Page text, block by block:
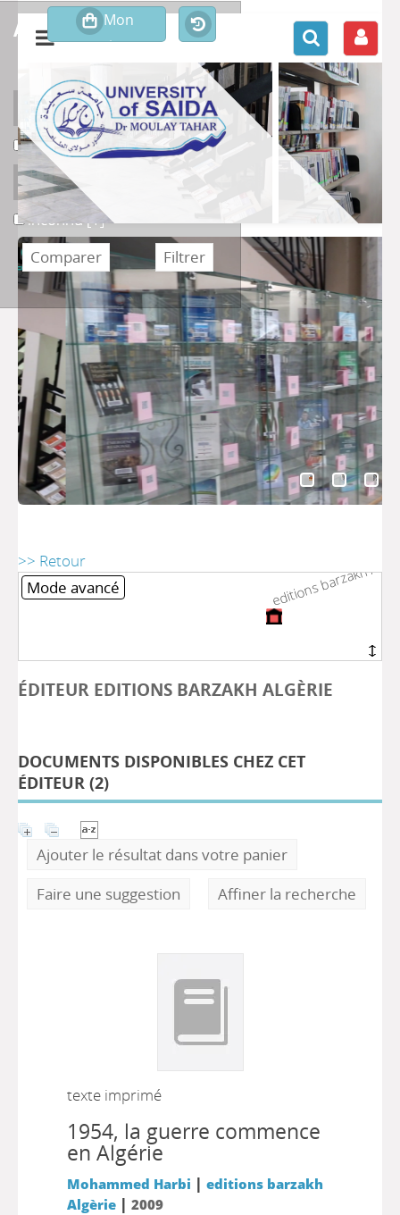
>> Retour editions barzakh
editions barzakh
Mode avancé
ÉDITEUR EDITIONS BARZAKH ALGÈRIE
DOCUMENTS DISPONIBLES CHEZ CET
ÉDITEUR (2)
Ajouter le résultat dans votre panier
Faire une suggestion
Affiner la recherche
texte imprimé
1954, la guerre commence
en Algérie
Mohammed Harbi | editions barzakh
Algèrie| 2009
affiner ou comparer
Support
uuuu[1]
Section
inconnu
inconnu [1]